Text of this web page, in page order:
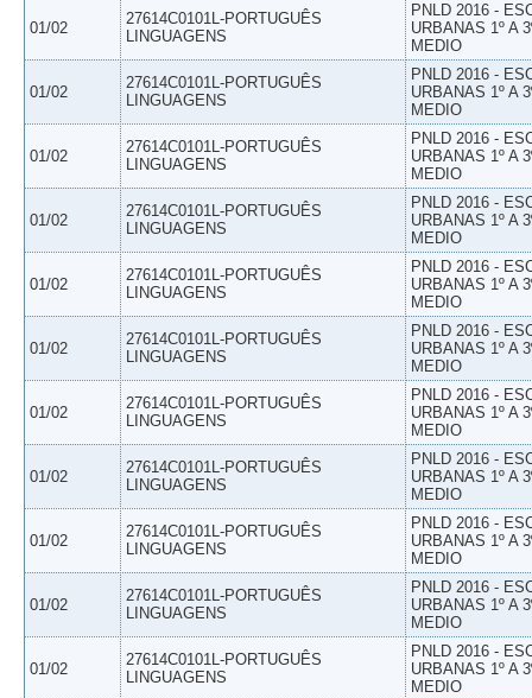
01/02
27614C0101L-PORTUGUÊS
LINGUAGENS
PNLD 2016 -
URBANAS 1º A
MEDIO
01/02
27614C0101L-PORTUGUÊS
LINGUAGENS
PNLD 2016 -
URBANAS 1º A
MEDIO
01/02
27614C0101L-PORTUGUÊS
LINGUAGENS
PNLD 2016 -
URBANAS 1º A
MEDIO
01/02
27614C0101L-PORTUGUÊS
LINGUAGENS
PNLD 2016 -
URBANAS 1º A
MEDIO
01/02
27614C0101L-PORTUGUÊS
LINGUAGENS
PNLD 2016 -
URBANAS 1º A
MEDIO
01/02
27614C0101L-PORTUGUÊS
LINGUAGENS
PNLD 2016 -
URBANAS 1º A
MEDIO
01/02
27614C0101L-PORTUGUÊS
LINGUAGENS
PNLD 2016 -
URBANAS 1º A
MEDIO
01/02
27614C0101L-PORTUGUÊS
LINGUAGENS
PNLD 2016 -
URBANAS 1º A
MEDIO
01/02
27614C0101L-PORTUGUÊS
LINGUAGENS
PNLD 2016 -
URBANAS 1º A
MEDIO
01/02
27614C0101L-PORTUGUÊS
LINGUAGENS
PNLD 2016 -
URBANAS 1º A
MEDIO
01/02
27614C0101L-PORTUGUÊS
LINGUAGENS
PNLD 2016 -
URBANAS 1º A
MEDIO